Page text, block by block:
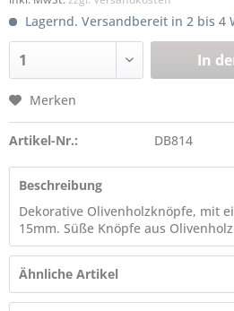
Lagernd. Versandbereit in 2 bis 4
In
Merken
Artikel-Nr.: DB814
Beschreibung
Dekorative Olivenholzknöpfe, mit
15mm. Süße Knöpfe aus
Ähnliche Artikel